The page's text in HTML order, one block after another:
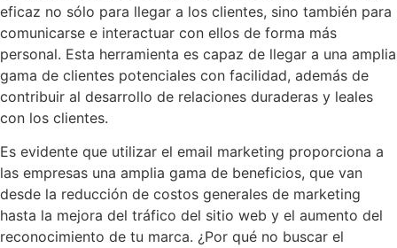
eficaz no sólo para llegar a los clientes, sino también para
comunicarse e interactuar con ellos de forma más
personal. Esta herramienta es capaz de llegar a una amplia
gama de clientes potenciales con facilidad, además de
contribuir al desarrollo de relaciones duraderas y leales
con los clientes.
Es evidente que utilizar el email marketing proporciona a
las empresas una amplia gama de beneficios, que van
desde la reducción de costos generales de marketing
hasta la mejora del tráfico del sitio web y el aumento del
reconocimiento de tu marca. ¿Por qué no buscar el